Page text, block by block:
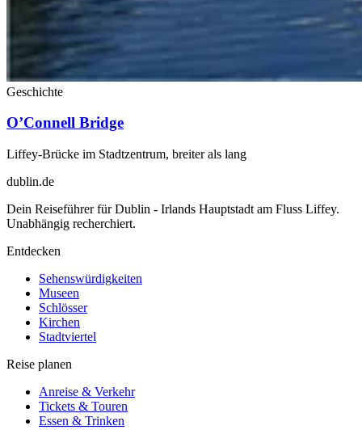
Geschichte
O’Connell Bridge
Liffey-Brücke im Stadtzentrum, breiter als lang
dublin.de
Dein Reiseführer für Dublin - Irlands Hauptstadt am Fluss Liffey.
Unabhängig recherchiert.
Entdecken
Sehenswürdigkeiten
Museen
Schlösser
Kirchen
Stadtviertel
Reise planen
Anreise & Verkehr
Tickets & Touren
Essen & Trinken